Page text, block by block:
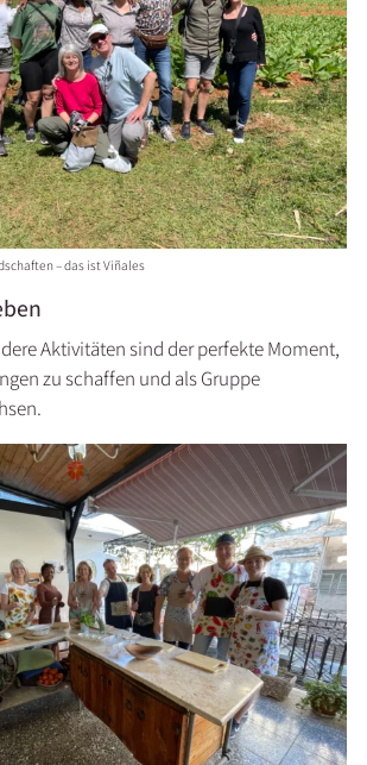
– das ist Viñales
Aktivitäten sind der perfekte Moment,
zu schaffen und als Gruppe